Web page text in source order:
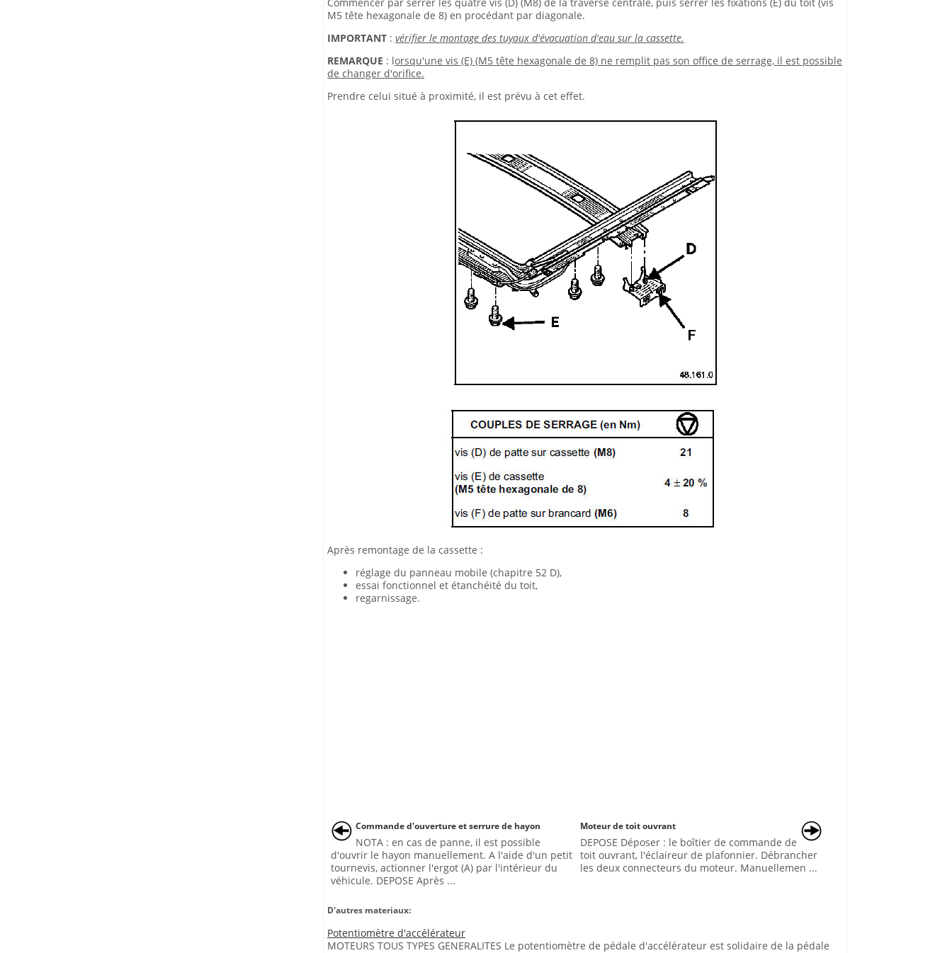
M5 tête hexagonale de 8) en procédant par diagonale.
IMPORTANT : vérifier le montage des tuyaux d'évacuation d'eau sur la cassette.
REMARQUE : lorsqu'une vis (E) (M5 tête hexagonale de 8) ne remplit pas son office de serrage, il est possible
de changer d'orifice.
Prendre celui situé à proximité, il est prévu à cet effet.
Après remontage de la cassette :
réglage du panneau mobile (chapitre 52 D),
essai fonctionnel et étanchéité du toit,
regarnissage.
Commande d'ouverture et serrure de hayon
NOTA : en cas de panne, il est possible
d'ouvrir le hayon manuellement. A l'aide d'un petit
tournevis, actionner l'ergot (A) par l'intérieur du
véhicule. DEPOSE Après ...
Moteur de toit ouvrant
DEPOSE Déposer : le boîtier de commande de
toit ouvrant, l'éclaireur de plafonnier. Débrancher
les deux connecteurs du moteur. Manuellemen ...
D'autres materiaux:
Potentiomètre d'accélérateur
MOTEURS TOUS TYPES GENERALITES Le potentiomètre de pédale d'accélérateur est solidaire de la pédale